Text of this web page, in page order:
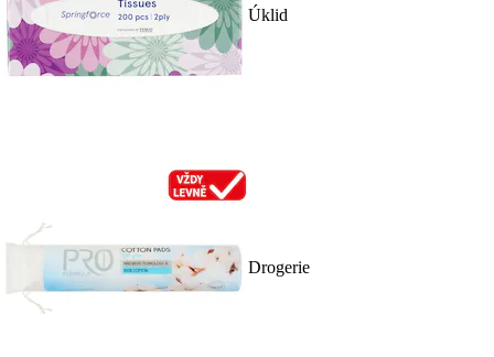
Úklid
Drogerie